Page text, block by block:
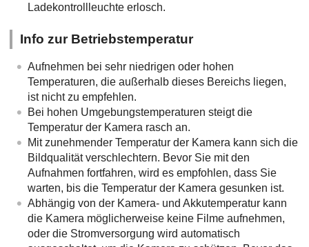
Ladekontrollleuchte erlosch.
Info zur Betriebstemperatur
Aufnehmen bei sehr niedrigen oder hohen
Temperaturen, die außerhalb dieses Bereichs liegen,
ist nicht zu empfehlen.
Bei hohen Umgebungstemperaturen steigt die
Temperatur der Kamera rasch an.
Mit zunehmender Temperatur der Kamera kann sich die
Bildqualität verschlechtern. Bevor Sie mit den
Aufnahmen fortfahren, wird es empfohlen, dass Sie
warten, bis die Temperatur der Kamera gesunken ist.
Abhängig von der Kamera- und Akkutemperatur kann
die Kamera möglicherweise keine Filme aufnehmen,
oder die Stromversorgung wird automatisch